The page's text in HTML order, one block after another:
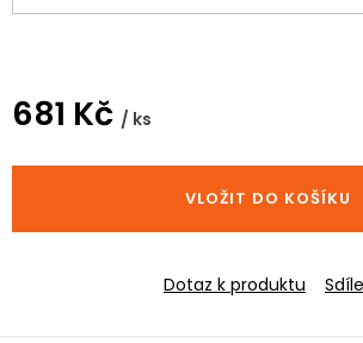
681 Kč / ks
cena:
VLOŽIT DO KOŠÍKU
Dotaz k produktu